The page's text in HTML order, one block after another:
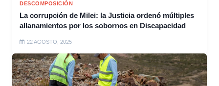
DESCOMPOSICIÓN
La corrupción de Milei: la Justicia ordenó múltiples
allanamientos por los sobornos en Discapacidad
22 AGOSTO, 2025